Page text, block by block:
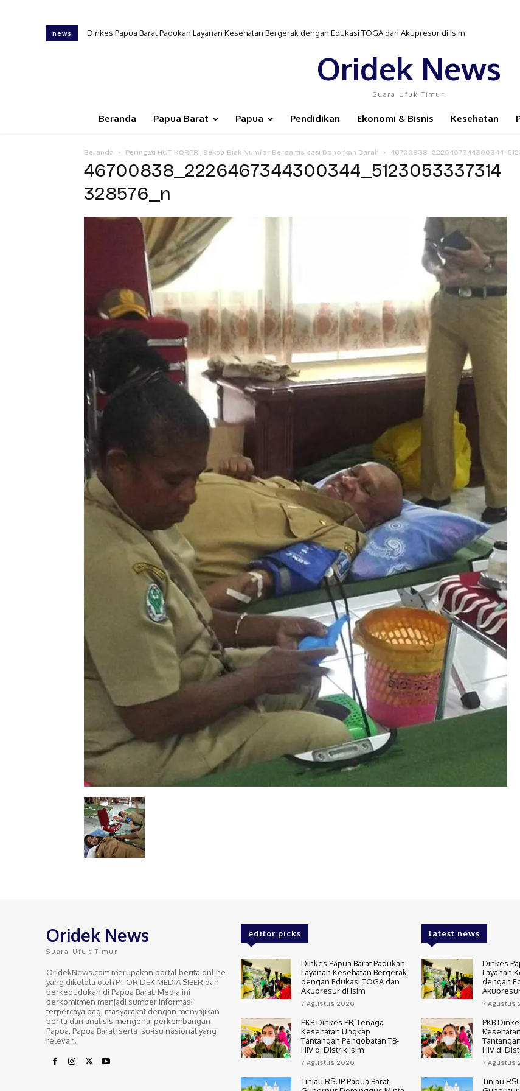
news Dinkes Papua Barat Padukan Layanan Kesehatan Bergerak dengan Edukasi TOGA dan Akupresur di Isim
Oridek News
Suara Ufuk Timur
Beranda Papua Barat Papua Pendidikan Ekonomi & Bisnis Kesehatan
Beranda Peringati HUT KORPRI, Sekda Biak Numfor Berpartisipasi Donorkan Darah
46700838_2226467344300344_5123053337314
328576_n
Oridek News
Suara Ufuk Timur
OridekNews.com merupakan portal berita online
yang dikelola oleh PT ORIDEK MEDIA SIBER dan
berkedudukan di Papua Barat. Media ini
berkomitmen menjadi sumber informasi
terpercaya bagi masyarakat dengan menyajikan
berita dan analisis mengenai perkembangan
Papua, Papua Barat, serta isu-isu nasional yang
relevan.
editor picks
Dinkes Papua Barat Padukan
Layanan Kesehatan Bergerak
dengan Edukasi TOGA dan
Akupresur di Isim
7 Agustus 2026
PKB Dinkes PB, Tenaga
Kesehatan Ungkap
Tantangan Pengobatan TB-
HIV di Distrik Isim
7 Agustus 2026
Tinjau RSUP Papua Barat,
latest news
Dinkes
Layanan
dengan
7 Agustus
PKB
HIV di
7 Agustus
Tinjau